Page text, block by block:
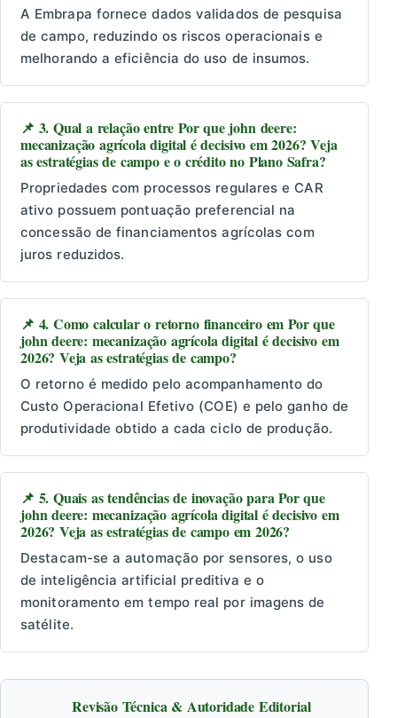
A Embrapa fornece dados validados de pesquisa
de campo, reduzindo os riscos operacionais e
melhorando a eficiência do uso de insumos.
📌 3. Qual a relação entre Por que john deere:
mecanização agrícola digital é decisivo em 2026? Veja
as estratégias de campo e o crédito no Plano Safra?
Propriedades com processos regulares e CAR
ativo possuem pontuação preferencial na
concessão de financiamentos agrícolas com
juros reduzidos.
📌 4. Como calcular o retorno financeiro em Por que
john deere: mecanização agrícola digital é decisivo em
2026? Veja as estratégias de campo?
O retorno é medido pelo acompanhamento do
Custo Operacional Efetivo (COE) e pelo ganho de
produtividade obtido a cada ciclo de produção.
📌 5. Quais as tendências de inovação para Por que
john deere: mecanização agrícola digital é decisivo em
2026? Veja as estratégias de campo em 2026?
Destacam-se a automação por sensores, o uso
de inteligência artificial preditiva e o
monitoramento em tempo real por imagens de
satélite.
Revisão Técnica & Autoridade Editorial